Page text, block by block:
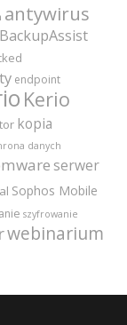
antywirus
BackupAssist
endpoint
Kerio
kopia
danych
serwer
Sophos Mobile
szyfrowanie
webinarium